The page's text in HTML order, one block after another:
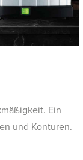
Ein
und Konturen.